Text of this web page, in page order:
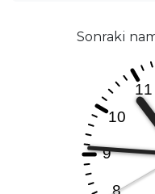
Sonraki